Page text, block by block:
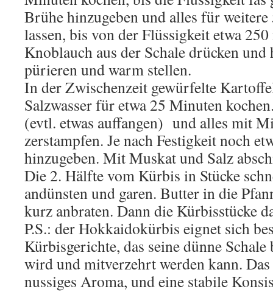
Brühe hinzugeben und alles für
lassen, bis von der Flüssigkeit etwa
Knoblauch aus der Schale drücken
pürieren und warm stellen.
In der Zwischenzeit gewürfelte
Salzwasser für etwa 25 Minuten
(evtl. etwas auffangen) und alles mit
zerstampfen. Je nach Festigkeit noch
hinzugeben. Mit Muskat und Salz
Die 2. Hälfte vom Kürbis in Stücke
andünsten und garen. Butter in die
kurz anbraten. Dann die Kürbisstücke
P.S.: der Hokkaidokürbis eignet sich
Kürbisgerichte, das seine dünne
wird und mitverzehrt werden kann.
nussiges Aroma, und eine stabile